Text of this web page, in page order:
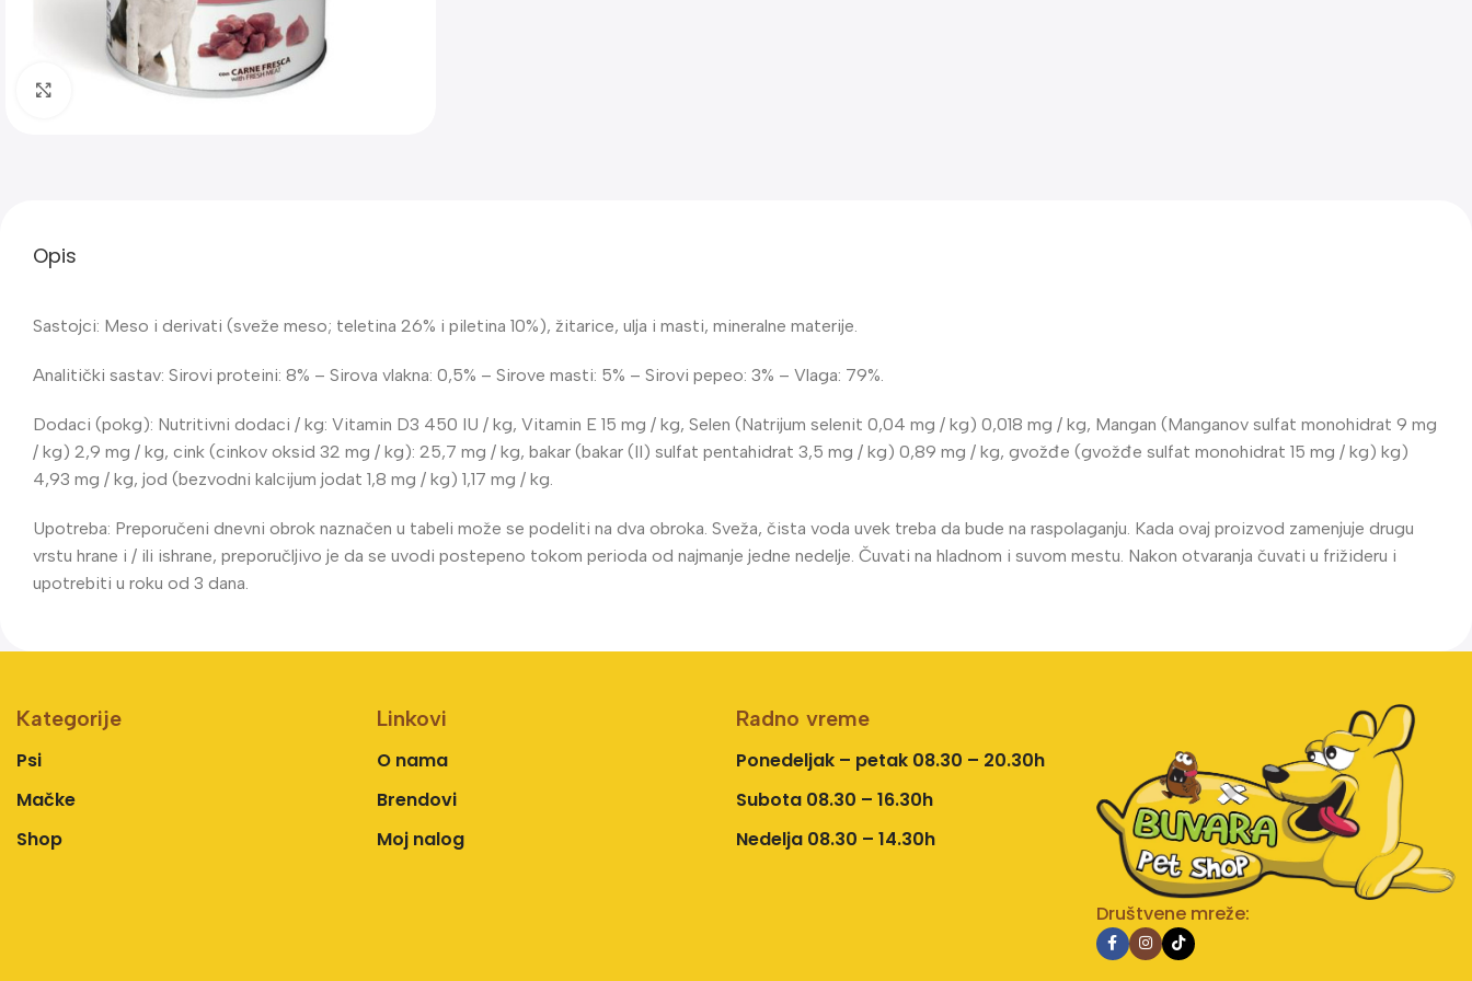
Klik za uvećanje
Opis
Sastojci: Meso i derivati (sveže meso; teletina 26% i piletina 10%), žitarice, ulja i masti, mineralne materije.
Analitički sastav: Sirovi proteini: 8% – Sirova vlakna: 0,5% – Sirove masti: 5% – Sirovi pepeo: 3% – Vlaga: 79%.
Dodaci (pokg): Nutritivni dodaci / kg: Vitamin D3 450 IU / kg, Vitamin E 15 mg / kg, Selen (Natrijum selenit 0,04 mg / kg) 0,018 mg / kg, Mangan (Manganov sulfat monohidrat 9 mg
/ kg) 2,9 mg / kg, cink (cinkov oksid 32 mg / kg): 25,7 mg / kg, bakar (bakar (II) sulfat pentahidrat 3,5 mg / kg) 0,89 mg / kg, gvožđe (gvožđe sulfat monohidrat 15 mg / kg) kg)
4,93 mg / kg, jod (bezvodni kalcijum jodat 1,8 mg / kg) 1,17 mg / kg.
Upotreba: Preporučeni dnevni obrok naznačen u tabeli može se podeliti na dva obroka. Sveža, čista voda uvek treba da bude na raspolaganju. Kada ovaj proizvod zamenjuje drugu
vrstu hrane i / ili ishrane, preporučljivo je da se uvodi postepeno tokom perioda od najmanje jedne nedelje. Čuvati na hladnom i suvom mestu. Nakon otvaranja čuvati u frižideru i
upotrebiti u roku od 3 dana.
Kategorije
Psi
Mačke
Shop
Linkovi
O nama
Brendovi
Moj nalog
Radno vreme
Ponedeljak – petak 08.30 – 20.30h
Subota 08.30 – 16.30h
Nedelja 08.30 – 14.30h
Društvene mreže: